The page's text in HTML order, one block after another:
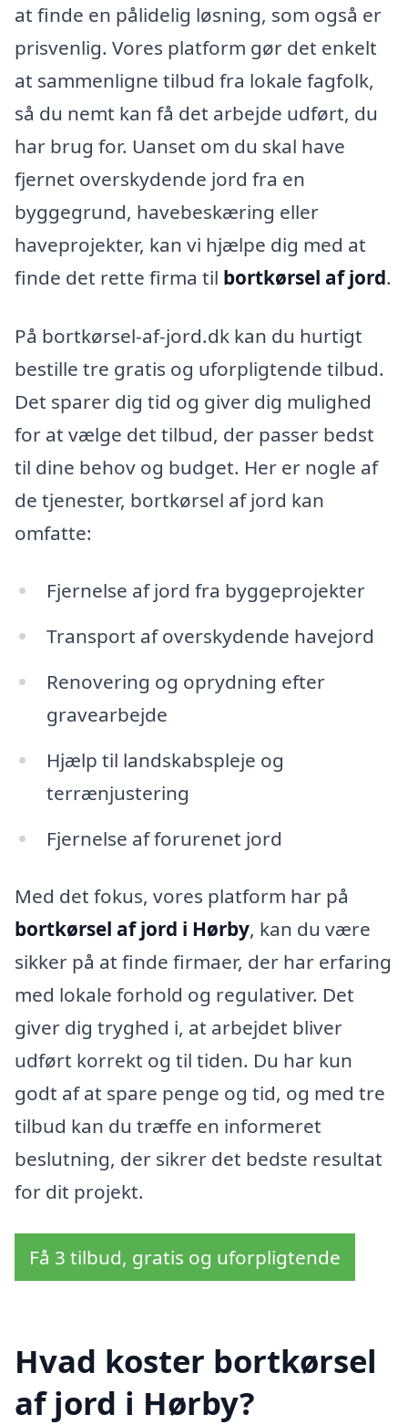
at finde en pålidelig løsning, som også er
prisvenlig. Vores platform gør det enkelt
at sammenligne tilbud fra lokale fagfolk,
så du nemt kan få det arbejde udført, du
har brug for. Uanset om du skal have
fjernet overskydende jord fra en
byggegrund, havebeskæring eller
haveprojekter, kan vi hjælpe dig med at
finde det rette firma til bortkørsel af jord.
På bortkørsel-af-jord.dk kan du hurtigt
bestille tre gratis og uforpligtende tilbud.
Det sparer dig tid og giver dig mulighed
for at vælge det tilbud, der passer bedst
til dine behov og budget. Her er nogle af
de tjenester, bortkørsel af jord kan
omfatte:
Fjernelse af jord fra byggeprojekter
Transport af overskydende havejord
Renovering og oprydning efter
gravearbejde
Hjælp til landskabspleje og
terrænjustering
Fjernelse af forurenet jord
Med det fokus, vores platform har på
bortkørsel af jord i Hørby, kan du være
sikker på at finde firmaer, der har erfaring
med lokale forhold og regulativer. Det
giver dig tryghed i, at arbejdet bliver
udført korrekt og til tiden. Du har kun
godt af at spare penge og tid, og med tre
tilbud kan du træffe en informeret
beslutning, der sikrer det bedste resultat
for dit projekt.
Få 3 tilbud, gratis og uforpligtende
Hvad koster bortkørsel
af jord i Hørby?